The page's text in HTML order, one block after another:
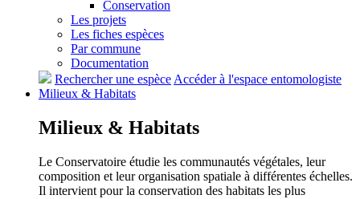
Conservation
Les projets
Les fiches espèces
Par commune
Documentation
Rechercher une espèce Accéder à l'espace entomologiste
Milieux & Habitats
Milieux & Habitats
Le Conservatoire étudie les communautés végétales, leur
composition et leur organisation spatiale à différentes échelles.
Il intervient pour la conservation des habitats les plus